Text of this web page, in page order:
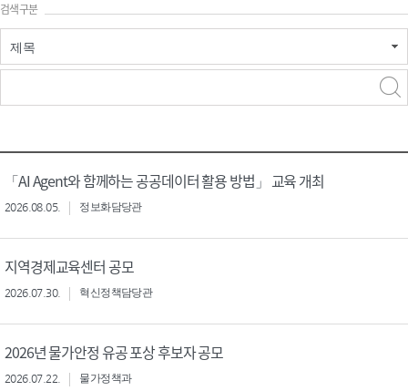
검색구분
제목
「AI Agent와 함께하는 공공데이터 활용 방법」 교육 개최
2026.08.05. 정보화담당관
지역경제교육센터 공모
2026.07.30. 혁신정책담당관
2026년 물가안정 유공 포상 후보자 공모
2026.07.22. 물가정책과